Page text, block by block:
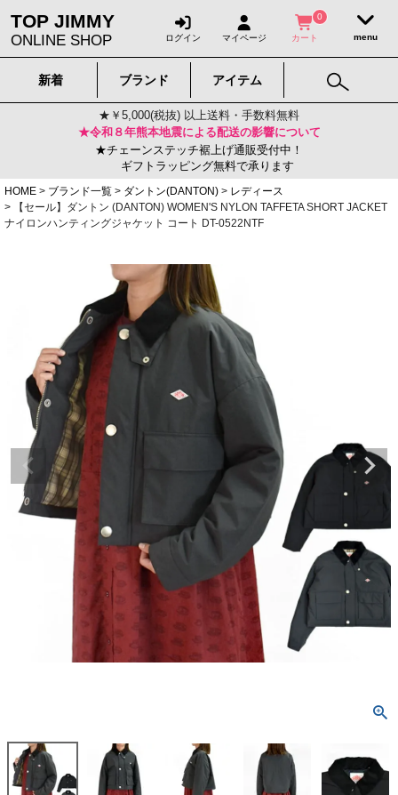
TOP JIMMY
ONLINE SHOP ログイン マイページ
0
カート
新着 ブランド アイテム
★￥5,000(税抜) 以上送料・手数料無料
★令和８年熊本地震による配送の影響について
★チェーンステッチ裾上げ通販受付中！
ギフトラッピング無料で承ります
HOME
ブランド一覧 ダントン(DANTON)
レディース
【セール】ダントン (DANTON) WOMEN'S NYLON TAFFETA SHORT JACKET
ナイロンハンティングジャケット コート DT-0522NTF